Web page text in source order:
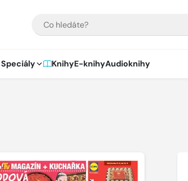
Speciály KnihyE-knihyAudioknihy